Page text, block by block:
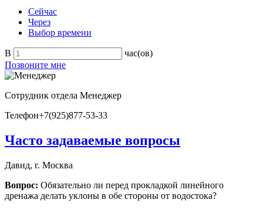
Сейчас
Через
Выбор времени
В
час(ов)
Позвоните мне
Сотрудник отдела Менеджер
Телефон+7(925)877-53-33
Часто задаваемые вопросы
Давид, г. Москва
Вопрос: Обязательно ли перед прокладкой линейного
дренажа делать уклоны в обе стороны от водостока?